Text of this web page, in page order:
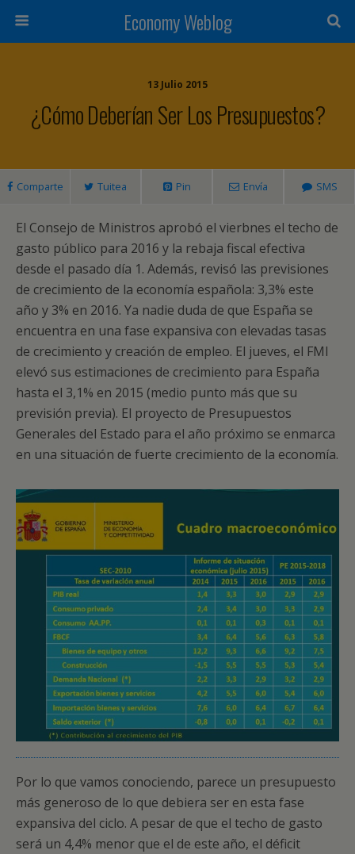
Economy Weblog
13 Julio 2015
¿Cómo Deberían Ser Los Presupuestos?
Comparte Tuitea Pin Envía SMS
El Consejo de Ministros aprobó el vierbnes el techo de
gasto público para 2016 y la rebaja fiscal efectiva
desde el pasado día 1. Además, revisó las previsiones
de crecimiento de la economía española: 3,3% este
año y 3% en 2016. Ya nadie duda de que España se
encuentra en una fase expansiva con elevadas tasas
de crecimiento y creación de empleo. El jueves, el FMI
elevó sus estimaciones de crecimiento para España
hasta el 3,1% en 2015 (medio punto más que su
previsión previa). El proyecto de Presupuestos
Generales del Estado para el año próximo se enmarca
en una situación de fuerte crecimiento de la economía.
Por lo que vamos conociendo, parece un presupuesto
más generoso de lo que debiera ser en esta fase
expansiva del ciclo. A pesar de que el techo de gasto
será un 4,4% menor que el de este año, el déficit